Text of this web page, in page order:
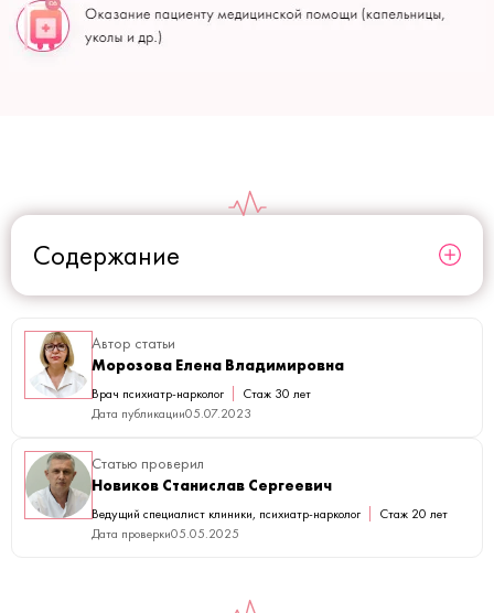
Содержание
Автор статьи
Морозова Елена Владимировна
Врач психиатр-нарколог
Стаж 30 лет
Дата публикации05.07.2023
Статью проверил
Новиков Станислав Сергеевич
Ведущий специалист клиники, психиатр-нарколог
Стаж 20 лет
Дата проверки05.05.2025